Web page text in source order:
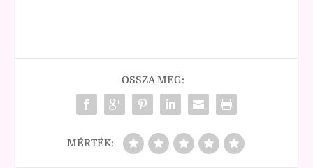
OSSZA MEG:
MÉRTÉK: